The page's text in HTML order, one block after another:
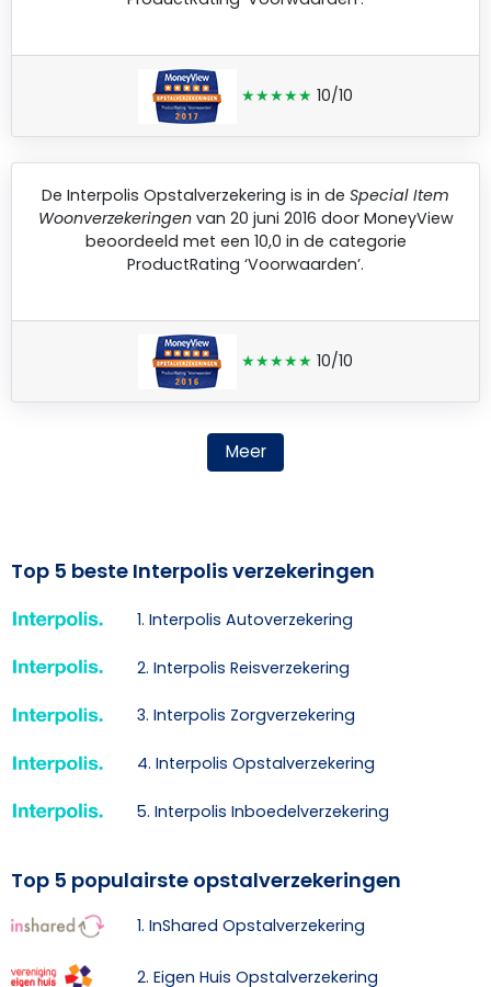
★★★★★ 10/10
De Interpolis Opstalverzekering is in de Special Item
Woonverzekeringenvan 20 juni 2016 door MoneyView
beoordeeld met een 10,0 in de categorie
ProductRating ‘Voorwaarden’.
★★★★★ 10/10
Meer
Top 5 beste Interpolis verzekeringen
1. Interpolis Autoverzekering
2. Interpolis Reisverzekering
3. Interpolis Zorgverzekering
4. Interpolis Opstalverzekering
5. Interpolis Inboedelverzekering
Top 5 populairste opstalverzekeringen
1. InShared Opstalverzekering
2. Eigen Huis Opstalverzekering